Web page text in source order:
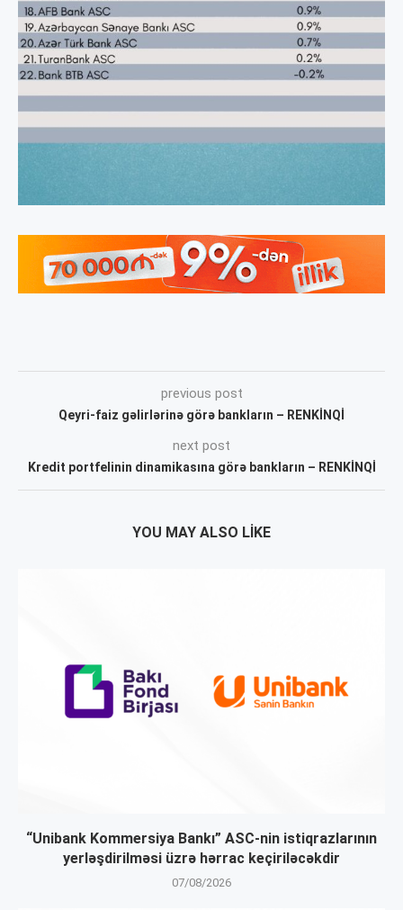
previous post
Qeyri-faiz gəlirlərinə görə bankların – RENKİNQİ
next post
Kredit portfelinin dinamikasına görə bankların – RENKİNQİ
YOU MAY ALSO LIKE
“Unibank Kommersiya Bankı” ASC-nin istiqrazlarının
yerləşdirilməsi üzrə hərrac keçiriləcəkdir
07/08/2026